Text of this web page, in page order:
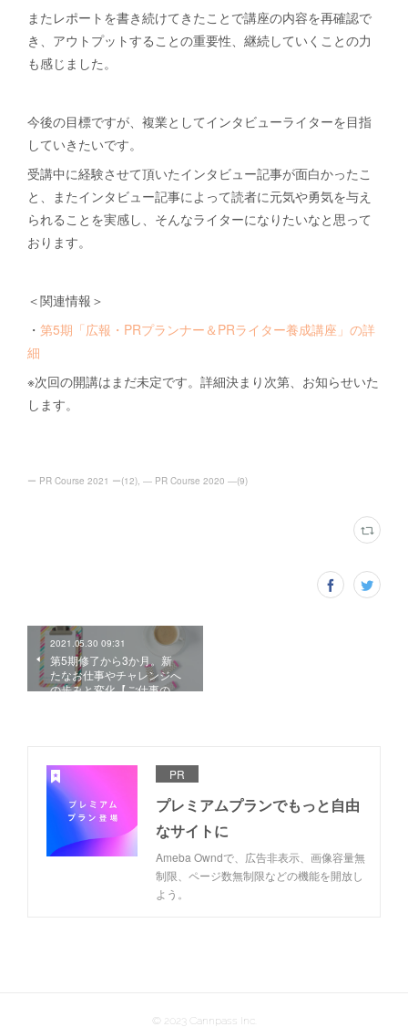
またレポートを書き続けてきたことで講座の内容を再確認で
き、アウトプットすることの重要性、継続していくことの力
も感じました。
今後の目標ですが、複業としてインタビューライターを目指
していきたいです。
受講中に経験させて頂いたインタビュー記事が面白かったこ
と、またインタビュー記事によって読者に元気や勇気を与え
られることを実感し、そんなライターになりたいなと思って
おります。
＜関連情報＞
・ 第5期「広報・PRプランナー＆PRライター養成講座」の詳
細
※次回の開講はまだ未定です。詳細決まり次第、お知らせいた
します。
ー PR Course 2021 ー(12) ― PR Course 2020 ―(9)
2021.05.30 09:31
第5期修了から3か月。新
たなお仕事やチャレンジへ
の歩みと変化【ご仕事の…
PR
プレミアムプランでもっと自由
なサイトに
Ameba Owndで、広告非表示、画像容量無
制限、ページ数無制限などの機能を開放し
よう。
© 2023 Cannpass Inc.